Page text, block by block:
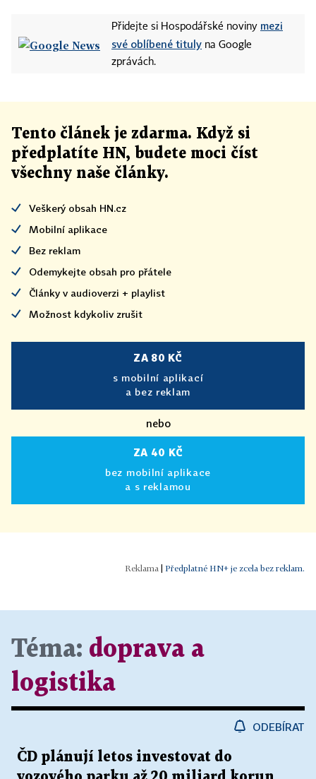
Přidejte si Hospodářské noviny mezi
své oblíbené tituly na Google
zprávách.
Tento článek je zdarma. Když si
předplatíte HN, budete moci číst
všechny naše články.
Veškerý obsah HN.cz
Mobilní aplikace
Bez reklam
Odemykejte obsah pro přátele
Články v audioverzi + playlist
Možnost kdykoliv zrušit
ZA 80 KČ
s mobilní aplikací
a bez reklam
nebo
ZA 40 KČ
bez mobilní aplikace
a s reklamou
| Předplatné HN+ je zcela bez reklam.
Téma: doprava a
logistika
ODEBÍRAT
ČD plánují letos investovat do